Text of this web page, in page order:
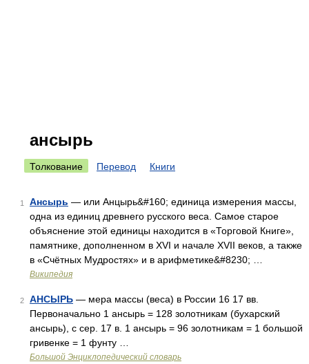
ансырь
Толкование Перевод Книги
1 Ансырь — или Анцырь&#160; единица измерения массы,
одна из единиц древнего русского веса. Самое старое
объяснение этой единицы находится в «Торговой Книге»,
памятнике, дополненном в XVI и начале XVII веков, а также
в «Счётных Мудростях» и в арифметике&#8230; …
Википедия
2 АНСЫРЬ — мера массы (веса) в России 16 17 вв.
Первоначально 1 ансырь = 128 золотникам (бухарский
ансырь), с сер. 17 в. 1 ансырь = 96 золотникам = 1 большой
гривенке = 1 фунту …
Большой Энциклопедический словарь